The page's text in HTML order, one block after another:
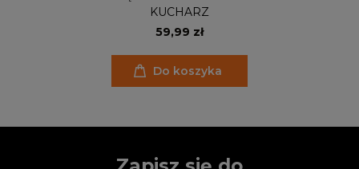
KUCHARZ
59,99 zł
Do koszyka